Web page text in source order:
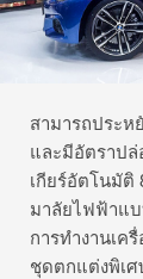
สามารถประห
และมีอัตราปล่
เกียร์อัตโนมัติ
มาลัยไฟฟ้าแบ
การทำงานเค
ชุดตกแต่งพิเศ